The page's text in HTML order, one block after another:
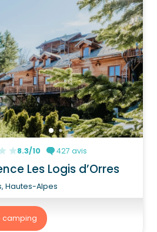
8.3/10 427 avis
Les Logis d’Orres
Hautes-Alpes
camping